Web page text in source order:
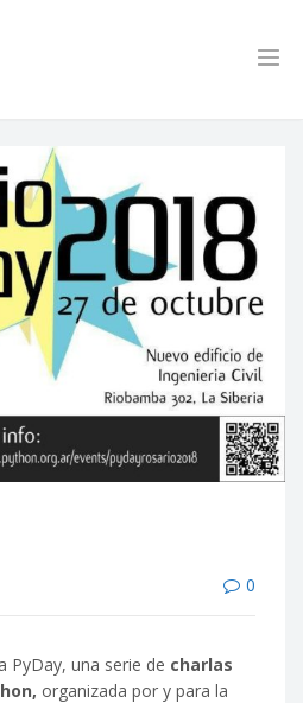
0
PyDay, una serie de charlas
organizada por y para la